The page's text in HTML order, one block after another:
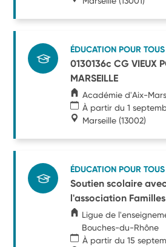
ÉDUCATION POUR TOUS
0130136c CG VIEUX
MARSEILLE
Académie d'Aix-
À partir du 1
Marseille (13002)
ÉDUCATION POUR TOUS
Soutien scolaire avec
l'association
Ligue de
Bouches-du-Rhône
À partir du 15